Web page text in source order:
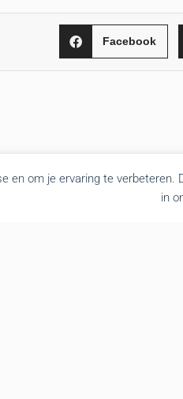
en om je ervaring te
in
Facebook